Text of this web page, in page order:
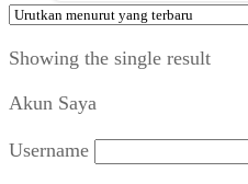
Showing the single result
Akun Saya
Username